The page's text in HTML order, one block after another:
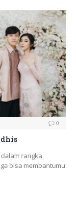
0
rangka
bisa membantumu